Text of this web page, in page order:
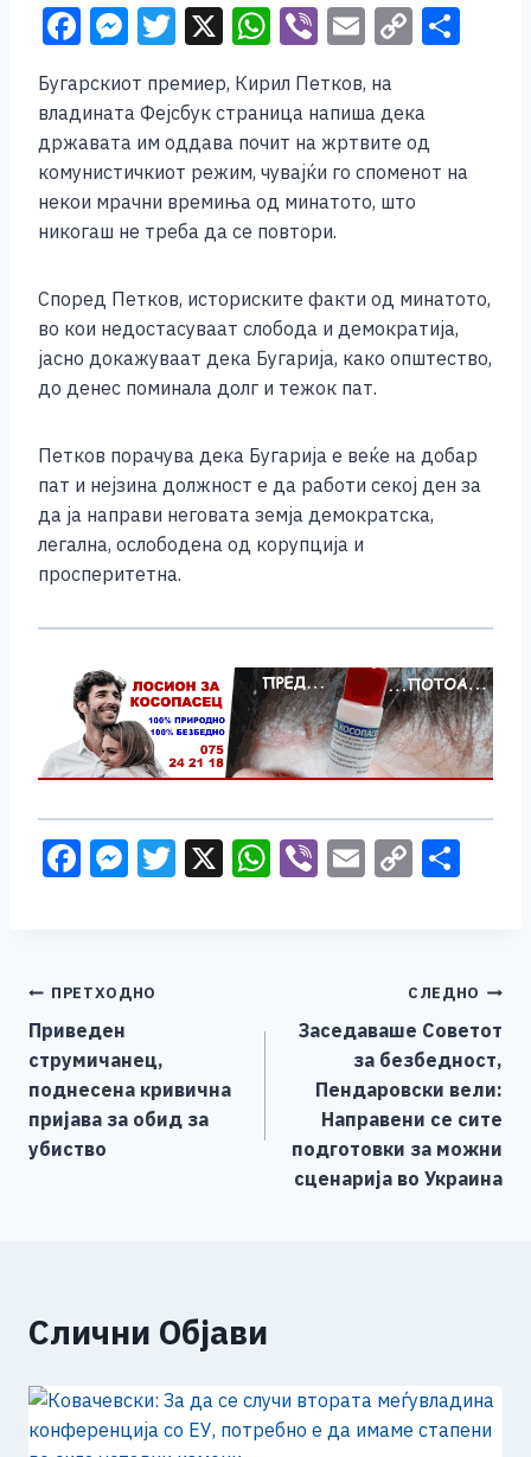
F
c
e
b
o
o
k
M
ss
e
n
g
er
T
tt
er
X W
at
s
A
p
p
Vi
er
E
ai
l
C
p
y
Li
n
Бугарскиот премиер, Кирил Петков, на
владината Фејсбук страница напиша дека
државата им оддава почит на жртвите од
комунистичкиот режим, чувајќи го споменот на
некои мрачни времиња од минатото, што
никогаш не треба да се повтори.
Според Петков, историските факти од минатото,
во кои недостасуваат слобода и демократија,
јасно докажуваат дека Бугарија, како општество,
до денес поминала долг и тежок пат.
Петков порачува дека Бугарија е веќе на добар
пат и нејзина должност е да работи секој ден за
да ја направи неговата земја демократска,
легална, ослободена од корупција и
просперитетна.
F
b
o
o
k
M
n
g
er
T X W Vi E C
Li
n
k
Навигација
на
напис
ПРЕТХОДНО
Приведен
струмичанец,
поднесена кривична
пријава за обид за
убиство
СЛЕДНО
Заседаваше Советот
за безбедност,
Пендаровски вели:
Направени се сите
подготовки за можни
сценарија во Украина
Слични Објави